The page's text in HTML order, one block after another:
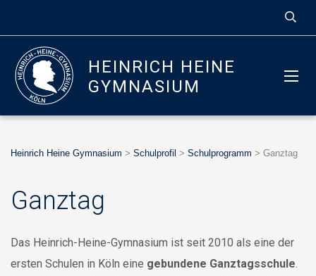
HEINRICH HEINE
GYMNASIUM
Heinrich Heine Gymnasium > Schulprofil > Schulprogramm > Ganztag
Ganztag
Das Heinrich-Heine-Gymnasium ist seit 2010 als eine der
ersten Schulen in Köln eine gebundene Ganztagsschule.